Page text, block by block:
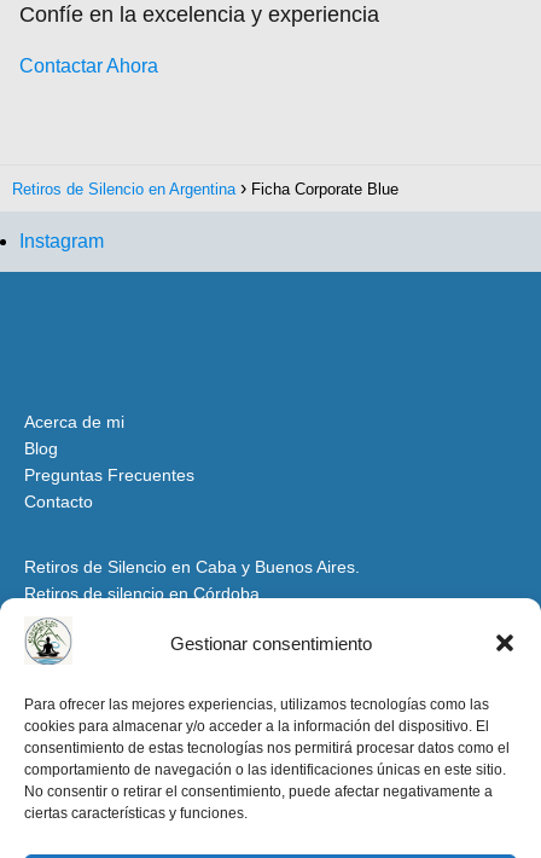
Gestionar consentimiento
Para ofrecer las mejores experiencias, utilizamos tecnologías como las
cookies para almacenar y/o acceder a la información del dispositivo. El
consentimiento de estas tecnologías nos permitirá procesar datos como el
comportamiento de navegación o las identificaciones únicas en este sitio.
No consentir o retirar el consentimiento, puede afectar negativamente a
ciertas características y funciones.
Confíe en la excelencia y experiencia
Contactar Ahora
Retiros de Silencio en Argentina Ficha Corporate Blue
Instagram
Acerca de mi
Blog
Preguntas Frecuentes
Contacto
Retiros de Silencio en Caba y Buenos Aires.
Retiros de silencio en Córdoba
Retiros de Silencio y Espiritualidad en Mendoza
Retiros de Silencio en Santiago del Estero y Tucumán
Retiros de Silencio y Espiritualidad en la Patagonia
Retiros de Silencio en Salta y Jujuy
Aviso Legal y condiciones de uso
Política de Privacidad